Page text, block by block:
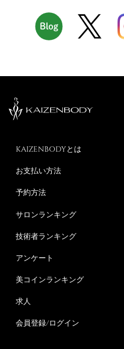
KAIZENBODYとは
お支払い方法
予約方法
サロンランキング
技術者ランキング
アンケート
美コインランキング
求人
会員登録/ログイン